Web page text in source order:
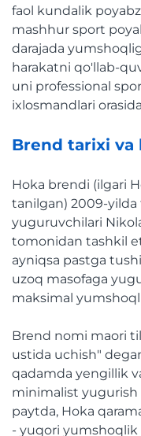
faol kundalik
mashhur sport
darajada
harakatni qo'llab-
uni professional
ixlosmandlari
Brend tarixi va
Hoka brendi (ilgari
tanilgan) 2009-yilda
yuguruvchilari
tomonidan tashkil
ayniqsa pastga
uzoq masofaga
maksimal
Brend nomi maori
ustida uchish"
qadamda yengillik
minimalist yugurish
paytda, Hoka
- yuqori yumshoqlik